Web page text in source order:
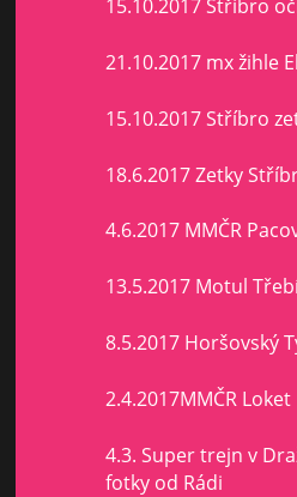
15.10.2017 Stříbro
21.10.2017 mx žihle
15.10.2017 Stříbro
18.6.2017 Zetky
4.6.2017 MMČR
13.5.2017 Motul
8.5.2017 Horšovský
2.4.2017MMČR Loket
4.3. Super trejn v
fotky od Rádi